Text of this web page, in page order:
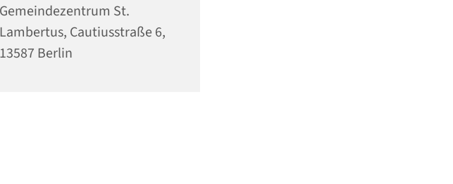
Gemeindezentrum St.
Lambertus, Cautiusstraße 6,
13587 Berlin